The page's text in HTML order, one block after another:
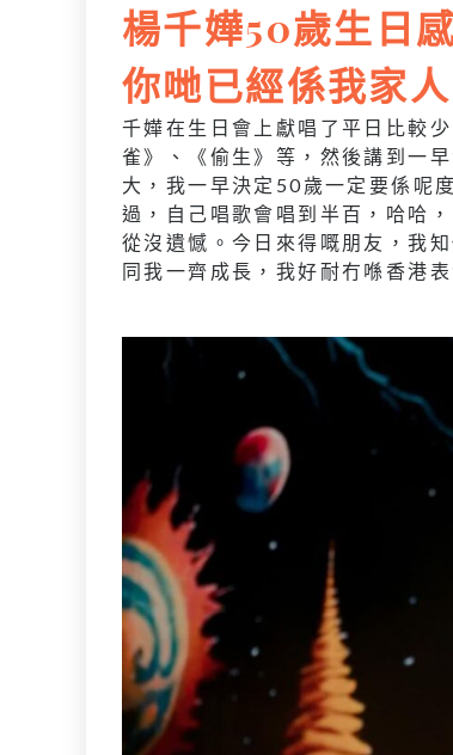
楊千嬅50歲生日
你哋已經係我家人
千嬅在生日會上獻唱了平日比較
雀》、《偷生》等，然後講到一
大，我一早決定50歲一定要係呢
過，自己唱歌會唱到半百，哈哈
從沒遺憾。今日來得嘅朋友，我
同我一齊成長，我好耐冇喺香港